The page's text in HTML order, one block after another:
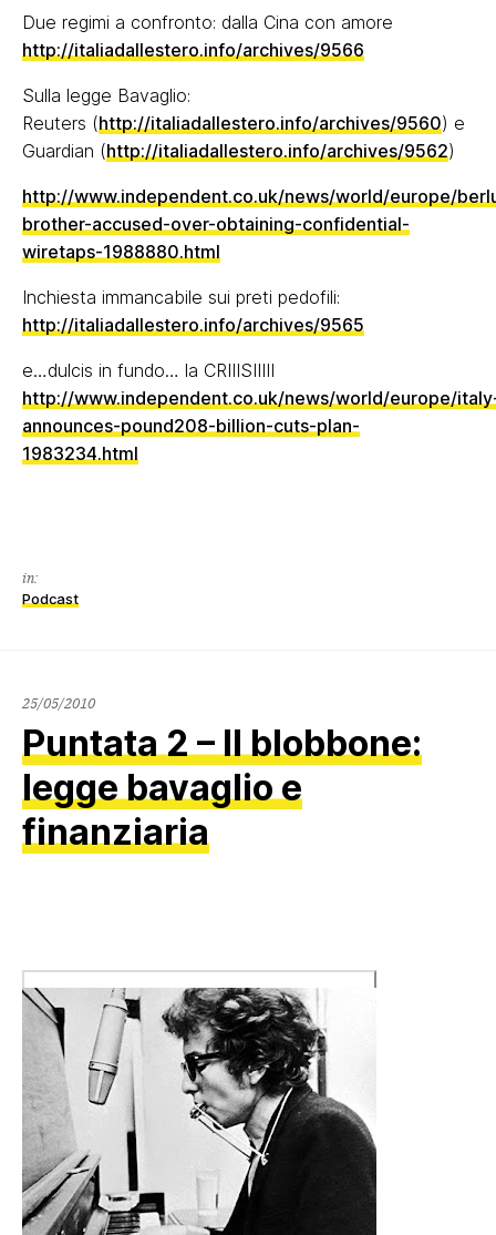
Due regimi a confronto: dalla Cina con amore
http://italiadallestero.info/archives/9566
Sulla legge Bavaglio:
Reuters (http://italiadallestero.info/archives/9560) e
Guardian (http://italiadallestero.info/archives/9562)
http://www.independent.co.uk/news/world/europe/
brother-accused-over-obtaining-confidential-
wiretaps-1988880.html
Inchiesta immancabile sui preti pedofili:
http://italiadallestero.info/archives/9565
e…dulcis in fundo… la CRIIISIIIII
http://www.independent.co.uk/news/world/europe/
announces-pound208-billion-cuts-plan-
1983234.html
in:
Podcast
25/05/2010
Puntata 2 – Il blobbone:
legge bavaglio e
finanziaria